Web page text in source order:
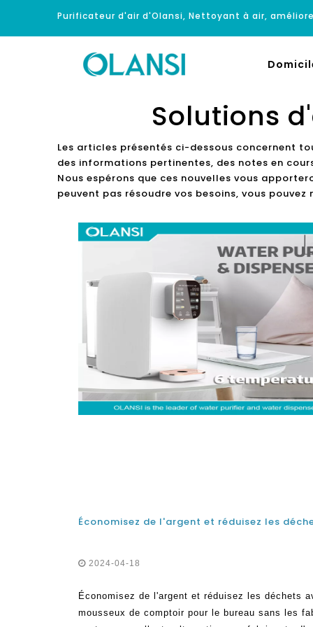
Purificateur d'air d'Olansi, Nettoyant à air,
Solutions
Les articles présentés ci-dessous concernent
des informations pertinentes, des notes en
Nous espérons que ces nouvelles vous
peuvent pas résoudre vos besoins, vous
2024-04-18
Économisez de l'argent et réduisez les déchets
mousseux de comptoir pour le bureau sans les